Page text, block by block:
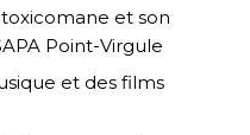
et son
Point-Virgule
et des films